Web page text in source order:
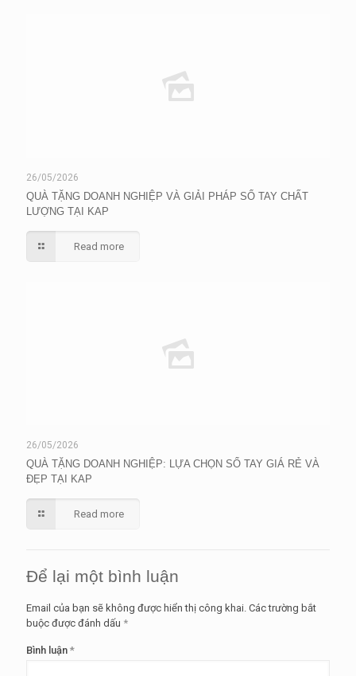
26/05/2026
QUÀ TẶNG DOANH NGHIỆP VÀ GIẢI PHÁP SỔ TAY CHẤT
LƯỢNG TẠI KAP
Read more
26/05/2026
QUÀ TẶNG DOANH NGHIỆP: LỰA CHỌN SỔ TAY GIÁ RẺ VÀ
ĐẸP TẠI KAP
Read more
Để lại một bình luận
Email của bạn sẽ không được hiển thị công khai. Các trường bắt
buộc được đánh dấu *
Bình luận *